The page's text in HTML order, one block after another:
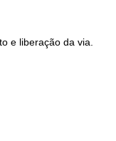
e liberação da via.